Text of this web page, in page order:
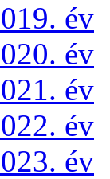
év
év
év
év
év